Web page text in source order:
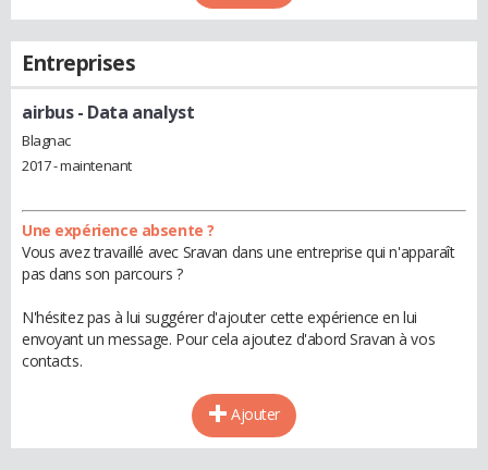
Entreprises
airbus- Data analyst
Blagnac
2017 - maintenant
Une expérience absente ?
Vous avez travaillé avec Sravan dans une entreprise qui n'apparaît
pas dans son parcours ?
N'hésitez pas à lui suggérer d'ajouter cette expérience en lui
envoyant un message. Pour cela ajoutez d'abord Sravan à vos
contacts.
Ajouter